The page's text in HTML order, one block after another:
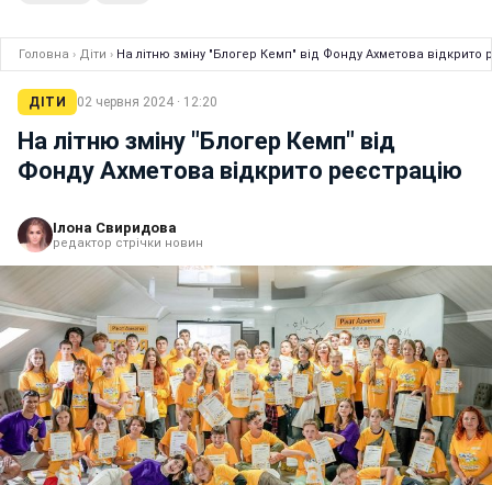
Головна › Діти › На літню зміну "Блогер Кемп" від Фонду Ахметова відкрито
ДІТИ 02 червня 2024 · 12:20
На літню зміну "Блогер Кемп" від
Фонду Ахметова відкрито реєстрацію
Ілона Свиридова
редактор стрічки новин